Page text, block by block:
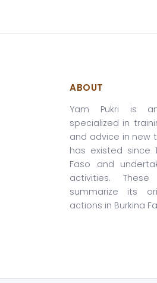
ABOUT
Yam Pukri is
specialized in
and advice in new
has existed since
Faso and
activities.
summarize its
actions in Burkina